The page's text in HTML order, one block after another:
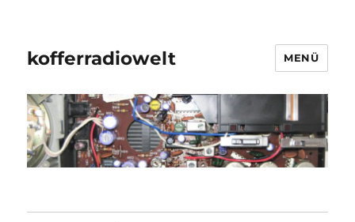
kofferradiowelt MENÜ